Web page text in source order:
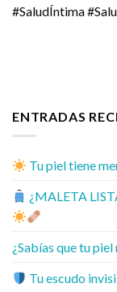
#SaludÍntima
ENTRADAS
Tu piel tiene
¿MALETA
¿Sabías que tu
Tu escudo